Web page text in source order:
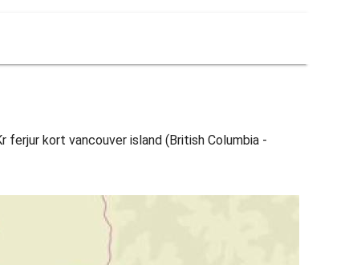
ferjur kort vancouver island (British Columbia -